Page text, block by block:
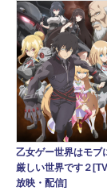
乙女ゲー世界はモブ
厳しい世界です２[TV
放映・配信]